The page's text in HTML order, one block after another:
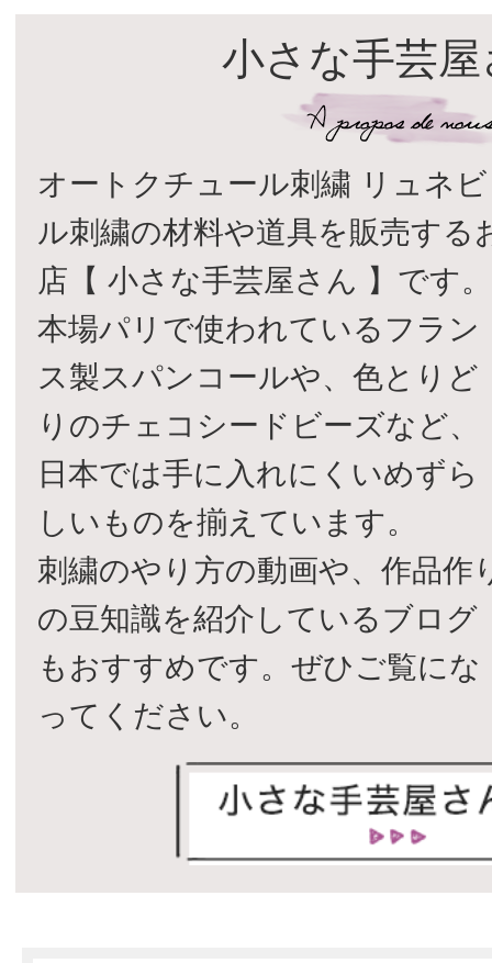
小さな手芸
オートクチュール刺繍 リュネビ
ル刺繍の材料や道具を販売する
店【 小さな手芸屋さん 】です。
本場パリで使われているフラン
ス製スパンコールや、色とりど
りのチェコシードビーズなど、
日本では手に入れにくいめずら
しいものを揃えています。
刺繍のやり方の動画や、作品作
の豆知識を紹介しているブログ
もおすすめです。ぜひご覧にな
ってください。